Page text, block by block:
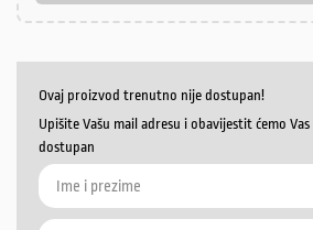
Ovaj proizvod trenutno nije dostupan!
Upišite Vašu mail adresu i obavijestit ćemo
dostupan